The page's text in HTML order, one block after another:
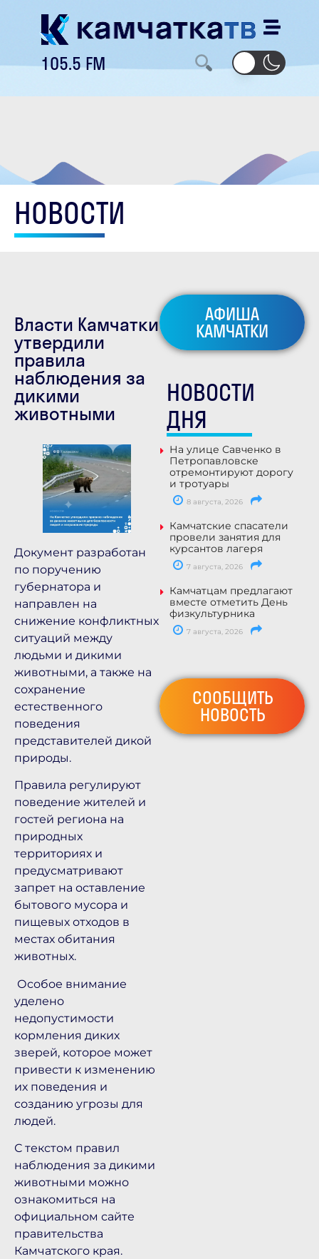
105.5 FM
НОВОСТИ
Власти Камчатки
утвердили
правила
наблюдения за
дикими
животными
Документ разработан
по поручению
губернатора и
направлен на
снижение конфликтных
ситуаций между
людьми и дикими
животными, а также на
сохранение
естественного
поведения
представителей дикой
природы.
Правила регулируют
поведение жителей и
гостей региона на
природных
территориях и
предусматривают
запрет на оставление
бытового мусора и
пищевых отходов в
местах обитания
животных.
Особое внимание
уделено
недопустимости
кормления диких
зверей, которое может
привести к изменению
их поведения и
созданию угрозы для
людей.
С текстом правил
наблюдения за дикими
животными можно
ознакомиться на
официальном сайте
правительства
Камчатского края.
АФИША
КАМЧАТКИ
НОВОСТИ
ДНЯ
На улице Савченко в
Петропавловске
отремонтируют дорогу
и тротуары
8 августа, 2026
Камчатские спасатели
провели занятия для
курсантов лагеря
7 августа, 2026
Камчатцам предлагают
вместе отметить День
физкультурника
7 августа, 2026
СООБЩИТЬ
НОВОСТЬ